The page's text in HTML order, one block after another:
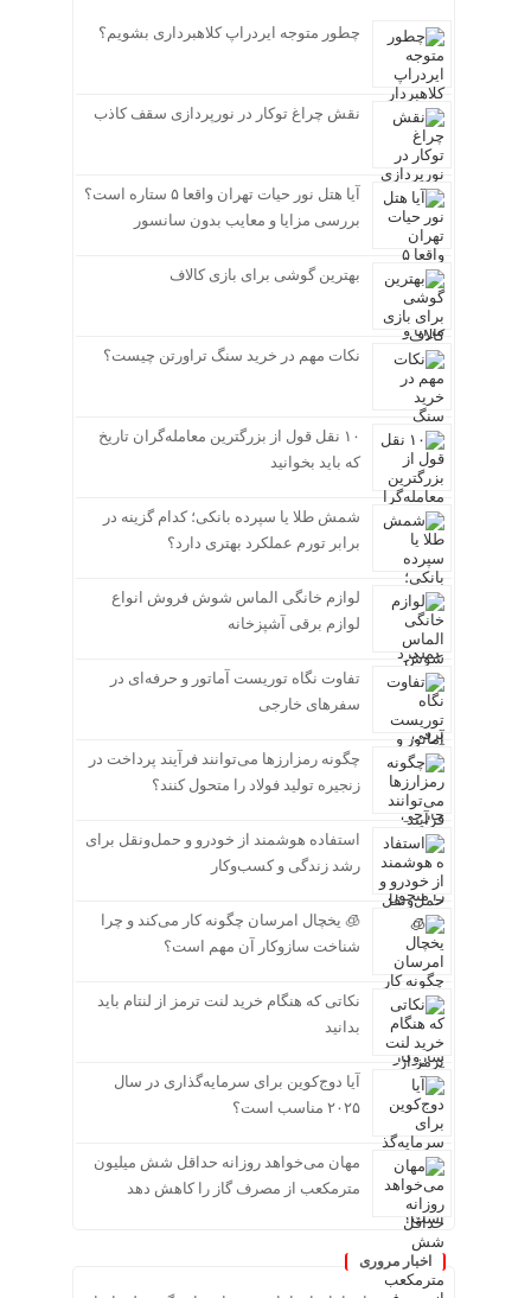
چطور متوجه ایردراپ کلاهبرداری بشویم؟
نقش چراغ توکار در نورپردازی سقف کاذب
آیا هتل نور حیات تهران واقعا ۵ ستاره است؟
بررسی مزایا و معایب بدون سانسور
بهترین گوشی برای بازی کالاف
نکات مهم در خرید سنگ تراورتن چیست؟
۱۰ نقل قول از بزرگترین معامله‌گران تاریخ
که باید بخوانید
شمش طلا یا سپرده بانکی؛ کدام گزینه در
برابر تورم عملکرد بهتری دارد؟
لوازم خانگی الماس شوش فروش انواع
لوازم برقی آشپزخانه
تفاوت نگاه توریست آماتور و حرفه‌ای در
سفرهای خارجی
چگونه رمزارزها می‌توانند فرآیند پرداخت در
زنجیره تولید فولاد را متحول کنند؟
استفاده هوشمند از خودرو و حمل‌ونقل برای
رشد زندگی و کسب‌وکار
🧊 یخچال امرسان چگونه کار می‌کند و چرا
شناخت سازوکار آن مهم است؟
نکاتی که هنگام خرید لنت ترمز از لنتام باید
بدانید
آیا دوج‌کوین برای سرمایه‌گذاری در سال
۲۰۲۵ مناسب است؟
مهان می‌خواهد روزانه حداقل شش میلیون
مترمکعب از مصرف گاز را کاهش دهد
اخبار مروری